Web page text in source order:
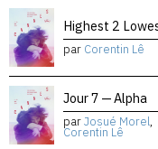
Highest 2
par Corentin Lê
Jour 7 — Alpha
parJosué Morel,
Corentin Lê